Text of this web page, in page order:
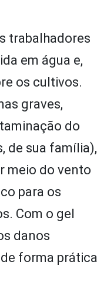
trabalhadores
em água e,
os cultivos.
graves,
do
de sua família),
meio do vento
para os
Com o gel
danos
forma prática